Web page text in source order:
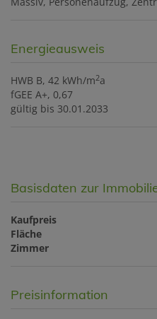
Energieausweis
HWB B, 42 kWh/m2a
fGEE A+, 0,67
gültig bis 30.01.2033
Basisdaten zur
Kaufpreis
Fläche
Zimmer
Preisinformation